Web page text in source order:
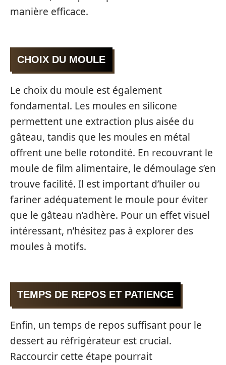
manière efficace.
CHOIX DU MOULE
Le choix du moule est également
fondamental. Les moules en silicone
permettent une extraction plus aisée du
gâteau, tandis que les moules en métal
offrent une belle rotondité. En recouvrant le
moule de film alimentaire, le démoulage s’en
trouve facilité. Il est important d’huiler ou
fariner adéquatement le moule pour éviter
que le gâteau n’adhère. Pour un effet visuel
intéressant, n’hésitez pas à explorer des
moules à motifs.
TEMPS DE REPOS ET PATIENCE
Enfin, un temps de repos suffisant pour le
dessert au réfrigérateur est crucial.
Raccourcir cette étape pourrait